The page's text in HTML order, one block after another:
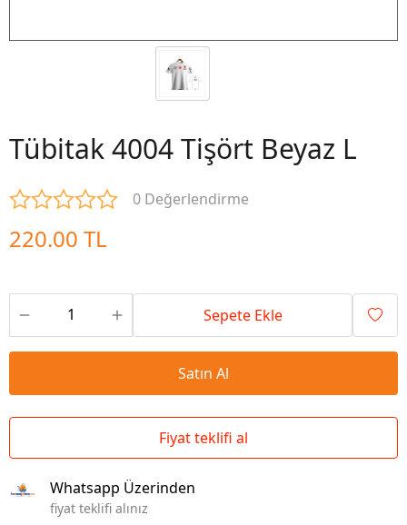
Tübitak 4004 Tişört Beyaz L
0 Değerlendirme
220.00 TL
Sepete Ekle
Satın Al
Fiyat teklifi al
Whatsapp Üzerinden
fiyat teklifi alınız